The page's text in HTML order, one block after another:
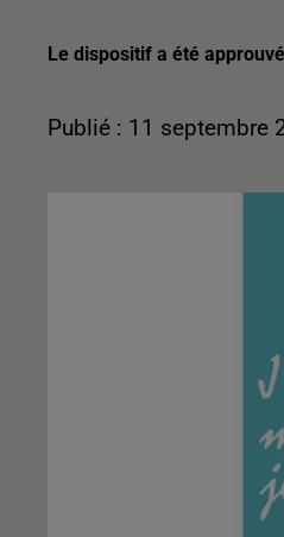
Le dispositif a été
Publié : 11 septembre